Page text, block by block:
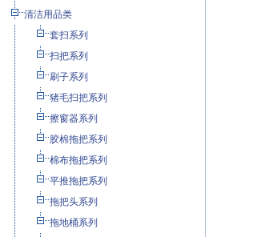
清洁用品类
套扫系列
扫把系列
刷子系列
猪毛扫把系列
擦窗器系列
胶棉拖把系列
棉布拖把系列
平推拖把系列
拖把头系列
拖地桶系列